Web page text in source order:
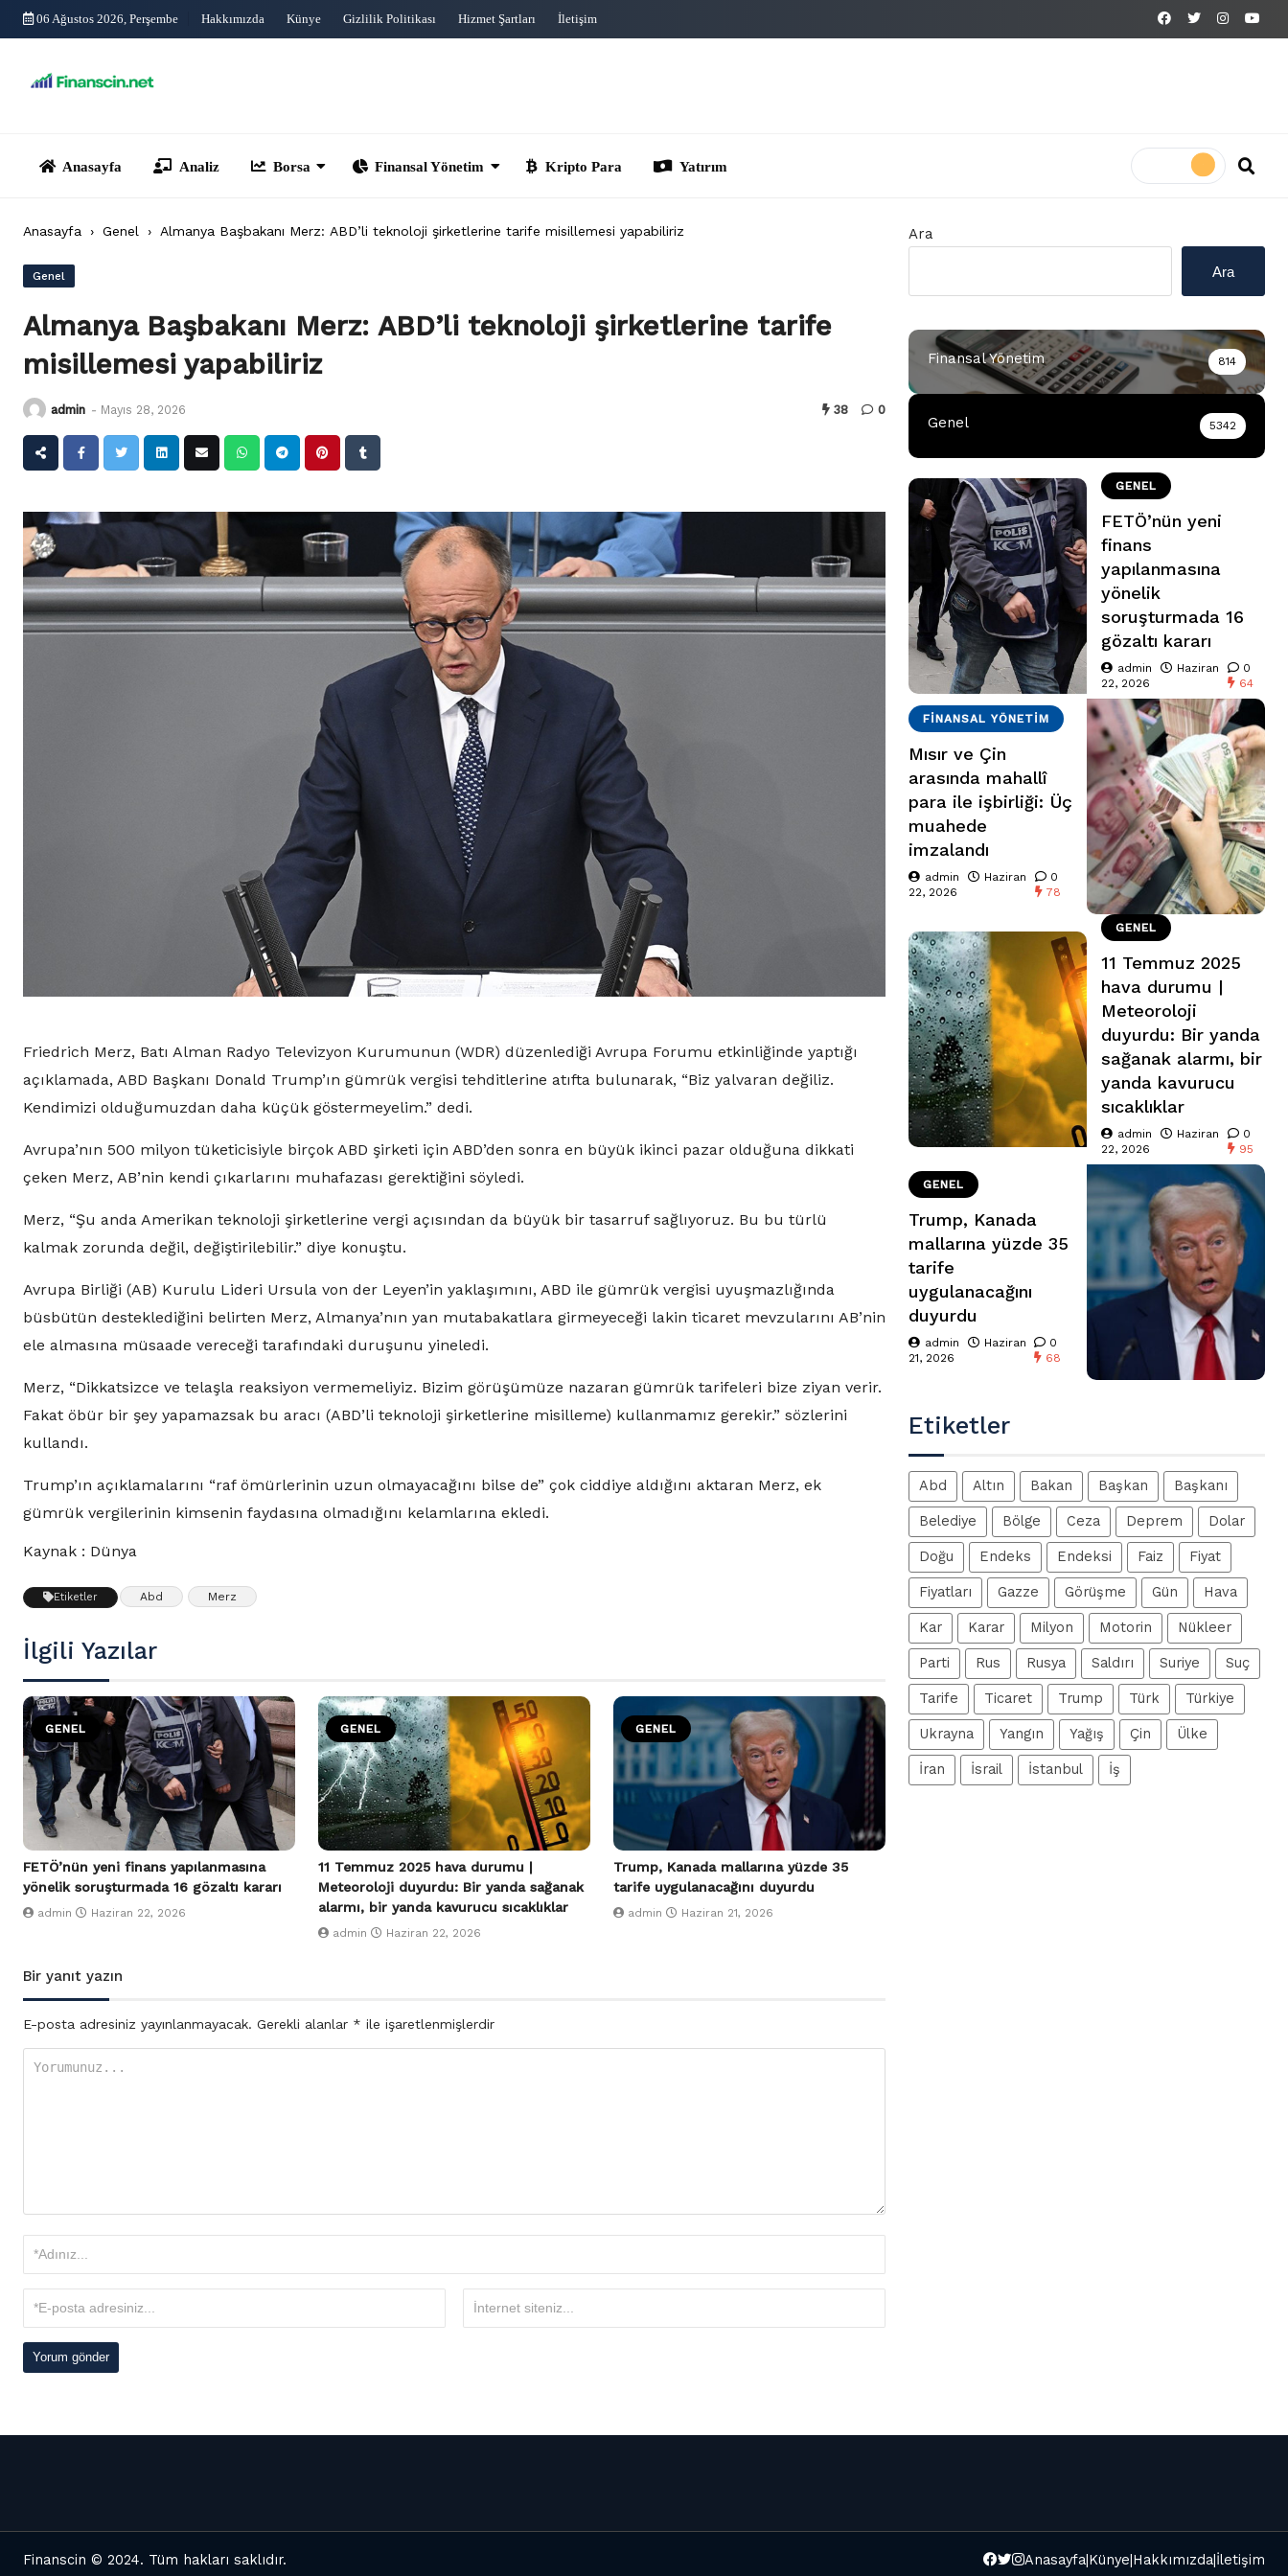
Skip
06 Ağustos 2026, Perşembe Hakkımızda Künye Gizlilik Politikası Hizmet Şartları İletişim
Anasayfa › Genel › Almanya Başbakanı Merz: ABD’li teknoloji şirketlerine tarife misillemesi yapabiliriz
Genel
Almanya Başbakanı Merz: ABD’li teknoloji şirketlerine tarife
misillemesi yapabiliriz
admin - Mayıs 28, 2026 38 0
Friedrich Merz, Batı Alman Radyo Televizyon Kurumunun (WDR) düzenlediği Avrupa Forumu etkinliğinde yaptığı
açıklamada, ABD Başkanı Donald Trump’ın gümrük vergisi tehditlerine atıfta bulunarak, “Biz yalvaran değiliz.
Kendimizi olduğumuzdan daha küçük göstermeyelim.” dedi.
Avrupa’nın 500 milyon tüketicisiyle birçok ABD şirketi için ABD’den sonra en büyük ikinci pazar olduğuna dikkati
çeken Merz, AB’nin kendi çıkarlarını muhafazası gerektiğini söyledi.
Merz, “Şu anda Amerikan teknoloji şirketlerine vergi açısından da büyük bir tasarruf sağlıyoruz. Bu bu türlü
kalmak zorunda değil, değiştirilebilir.” diye konuştu.
Avrupa Birliği (AB) Kurulu Lideri Ursula von der Leyen’in yaklaşımını, ABD ile gümrük vergisi uyuşmazlığında
büsbütün desteklediğini belirten Merz, Almanya’nın yan mutabakatlara girmeyeceği lakin ticaret mevzularını AB’nin
ele almasına müsaade vereceği tarafındaki duruşunu yineledi.
Merz, “Dikkatsizce ve telaşla reaksiyon vermemeliyiz. Bizim görüşümüze nazaran gümrük tarifeleri bize ziyan verir.
Fakat öbür bir şey yapamazsak bu aracı (ABD’li teknoloji şirketlerine misilleme) kullanmamız gerekir.” sözlerini
kullandı.
Trump’ın açıklamalarını “raf ömürlerinin uzun olmayacağını bilse de” çok ciddiye aldığını aktaran Merz, ek
gümrük vergilerinin kimsenin faydasına olmadığını kelamlarına ekledi.
Kaynak : Dünya
Etiketler Abd Merz
İlgili Yazılar
GENEL
FETÖ’nün yeni finans yapılanmasına
yönelik soruşturmada 16 gözaltı kararı
admin Haziran 22, 2026
GENEL
11 Temmuz 2025 hava durumu |
Meteoroloji duyurdu: Bir yanda sağanak
alarmı, bir yanda kavurucu sıcaklıklar
admin Haziran 22, 2026
GENEL
Trump, Kanada mallarına yüzde 35
tarife uygulanacağını duyurdu
admin Haziran 21, 2026
Bir yanıt yazın
E-posta adresiniz yayınlanmayacak. Gerekli alanlar * ile işaretlenmişlerdir
Ara
Ara
Finansal Yönetim 814
Genel 5342
GENEL
FETÖ’nün yeni
finans
yapılanmasına
yönelik
soruşturmada 16
gözaltı kararı
admin
Haziran
22, 2026
0
64
FINANSAL YÖNETIM
Mısır ve Çin
arasında mahallî
para ile işbirliği: Üç
muahede
imzalandı
admin
Haziran
22, 2026
0
78
GENEL
11 Temmuz 2025
hava durumu |
Meteoroloji
duyurdu: Bir yanda
sağanak alarmı, bir
yanda kavurucu
sıcaklıklar
admin
Haziran
22, 2026
0
95
GENEL
Trump, Kanada
mallarına yüzde 35
tarife
uygulanacağını
duyurdu
admin
Haziran
21, 2026
0
68
Etiketler
Abd Altın Bakan Başkan Başkanı
Belediye Bölge Ceza Deprem Dolar
Doğu Endeks Endeksi Faiz Fiyat
Fiyatları Gazze Görüşme Gün Hava
Kar Karar Milyon Motorin Nükleer
Parti Rus Rusya Saldırı Suriye Suç
Tarife Ticaret Trump Türk Türkiye
Ukrayna Yangın Yağış Çin Ülke
İran İsrail İstanbul İş
Finanscin © 2024. Tüm hakları saklıdır. Anasayfa Künye Hakkımızda İletişim